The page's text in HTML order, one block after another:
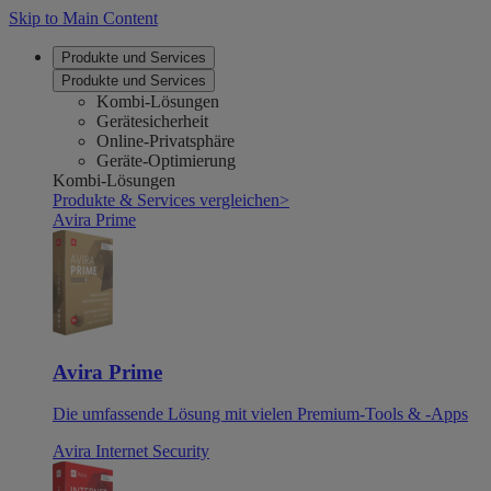
Skip to Main Content
Produkte und Services
Produkte und Services
Kombi-Lösungen
Gerätesicherheit
Online-Privatsphäre
Geräte-Optimierung
Kombi-Lösungen
Produkte & Services vergleichen>
Avira Prime
Avira Prime
Die umfassende Lösung mit vielen Premium-Tools & -Apps
Avira Internet Security